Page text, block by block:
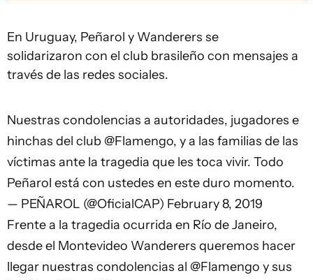
En Uruguay, Peñarol y Wanderers se
solidarizaron con el club brasileño con mensajes a
través de las redes sociales.
Nuestras condolencias a autoridades, jugadores e
hinchas del club @Flamengo, y a las familias de las
víctimas ante la tragedia que les toca vivir. Todo
Peñarol está con ustedes en este duro momento.
— PEÑAROL (@OficialCAP) February 8, 2019
Frente a la tragedia ocurrida en Río de Janeiro,
desde el Montevideo Wanderers queremos hacer
llegar nuestras condolencias al @Flamengo y sus